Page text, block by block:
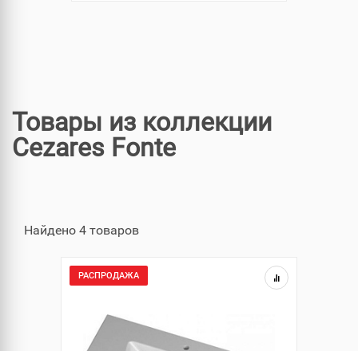
Товары из коллекции
Cezares Fonte
Найдено 4 товаров
РАСПРОДАЖА